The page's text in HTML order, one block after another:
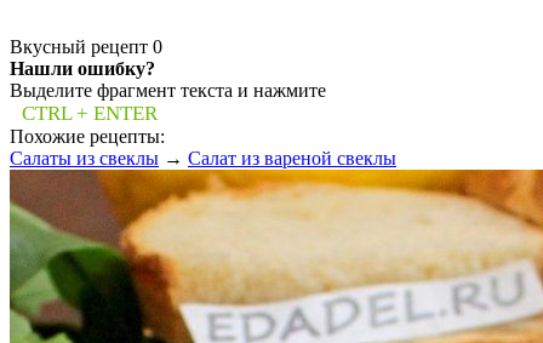
Вкусный рецепт 0
Нашли ошибку?
Выделите фрагмент текста и нажмите
CTRL + ENTER
Похожие рецепты:
Салаты из свеклы → Салат из вареной свеклы